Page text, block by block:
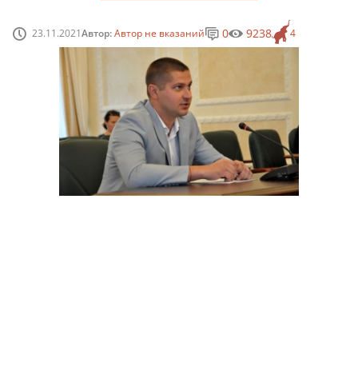
23.11.2021Автор:Автор не вказаний 4
0 9238